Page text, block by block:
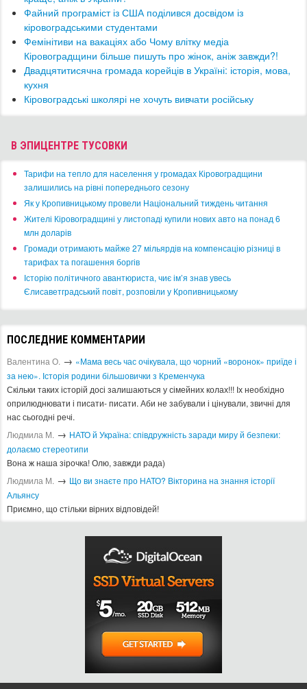
Файний програміст із США поділився досвідом із
кіровоградськими студентами
Фемінітиви на вакаціях або Чому влітку медіа
Кіровоградщини більше пишуть про жінок, аніж завжди?!
Двадцятитисячна громада корейців в Україні: історія, мова,
кухня
​Кіровоградські школярі не хочуть вивчати російську
В ЭПИЦЕНТРЕ ТУСОВКИ
​Тарифи на тепло для населення у громадах Кіровоградщини
залишились на рівні попереднього сезону
​Як у Кропивницькому провели Національний тиждень читання
​Жителі Кіровоградщині у листопаді купили нових авто на понад 6
млн доларів
​Громади отримають майже 27 мільярдів на компенсацію різниці в
тарифах та погашення боргів
Історію політичного авантюриста, чиє ім’я знав увесь
Єлисаветградський повіт, розповіли у Кропивницькому
ПОСЛЕДНИЕ КОММЕНТАРИИ
Валентина О. → «Мама весь час очікувала, що чорний «воронок» приїде і
за нею». Історія родини більшовички з Кременчука
Скільки таких історій досі залишаються у сімейних колах!!! Іх необхідно
оприлюднювати і писати- писати. Аби не забували і цінували, звичні для
нас сьогодні речі.
Людмила М. → ​НАТО й Україна: співдружність заради миру й безпеки:
долаємо стереотипи
Вона ж наша зірочка! Олю, завжди рада)
Людмила М. → Що ви знаєте про НАТО? Вікторина на знання історії
Альянсу ​
Приємно, що стільки вірних відповідей!